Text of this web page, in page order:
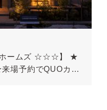
場予約でQUOカー